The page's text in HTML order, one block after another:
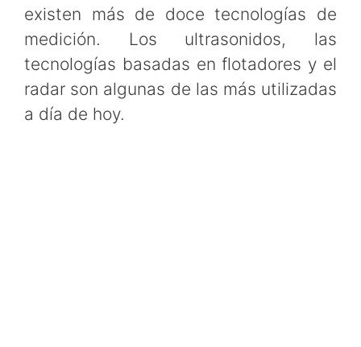
existen más de doce tecnologías de
medición. Los ultrasonidos, las
tecnologías basadas en flotadores y el
radar son algunas de las más utilizadas
a día de hoy.